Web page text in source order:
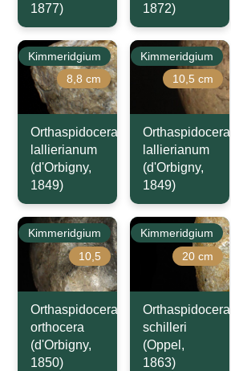
1877)
1872)
Kimmeridgium
8,8 cm
Orthaspidoceras
lallierianum
(d'Orbigny,
1849)
Kimmeridgium
10,5 cm
Orthaspidoceras
lallierianum
(d'Orbigny,
1849)
Kimmeridgium
10,5
Orthaspidoceras
orthocera
(d'Orbigny,
1850)
Kimmeridgium
20 cm
Orthaspidoceras
schilleri
(Oppel,
1863)